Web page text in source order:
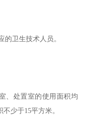
卫生技术人员。
、处置室的使用面积均
少于15平方米。